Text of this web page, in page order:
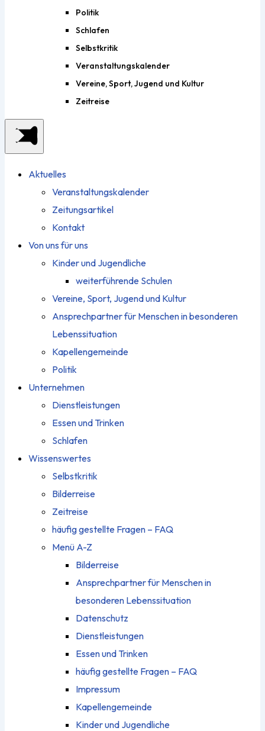
Politik
Schlafen
Selbstkritik
Veranstaltungskalender
Vereine, Sport, Jugend und Kultur
Zeitreise
Aktuelles
Veranstaltungskalender
Zeitungsartikel
Kontakt
Von uns für uns
Kinder und Jugendliche
weiterführende Schulen
Vereine, Sport, Jugend und Kultur
Ansprechpartner für Menschen in besonderen
Lebenssituation
Kapellengemeinde
Politik
Unternehmen
Dienstleistungen
Essen und Trinken
Schlafen
Wissenswertes
Selbstkritik
Bilderreise
Zeitreise
häufig gestellte Fragen – FAQ
Menü A-Z
Bilderreise
Ansprechpartner für Menschen in
besonderen Lebenssituation
Datenschutz
Dienstleistungen
Essen und Trinken
häufig gestellte Fragen – FAQ
Impressum
Kapellengemeinde
Kinder und Jugendliche